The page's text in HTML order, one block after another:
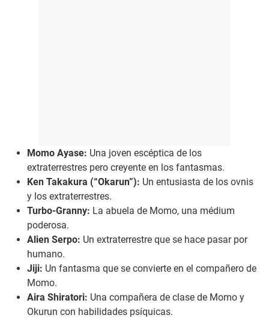
Momo Ayase: Una joven escéptica de los
extraterrestres pero creyente en los fantasmas.
Ken Takakura (“Okarun”): Un entusiasta de los ovnis
y los extraterrestres.
Turbo-Granny: La abuela de Momo, una médium
poderosa.
Alien Serpo: Un extraterrestre que se hace pasar por
humano.
Jiji: Un fantasma que se convierte en el compañero de
Momo.
Aira Shiratori: Una compañera de clase de Momo y
Okurun con habilidades psíquicas.